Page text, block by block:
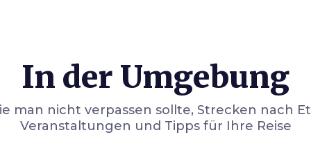
als
die
In der Umgebung
man nicht verpassen sollte, Strecken nach
Veranstaltungen und Tipps für Ihre Reise